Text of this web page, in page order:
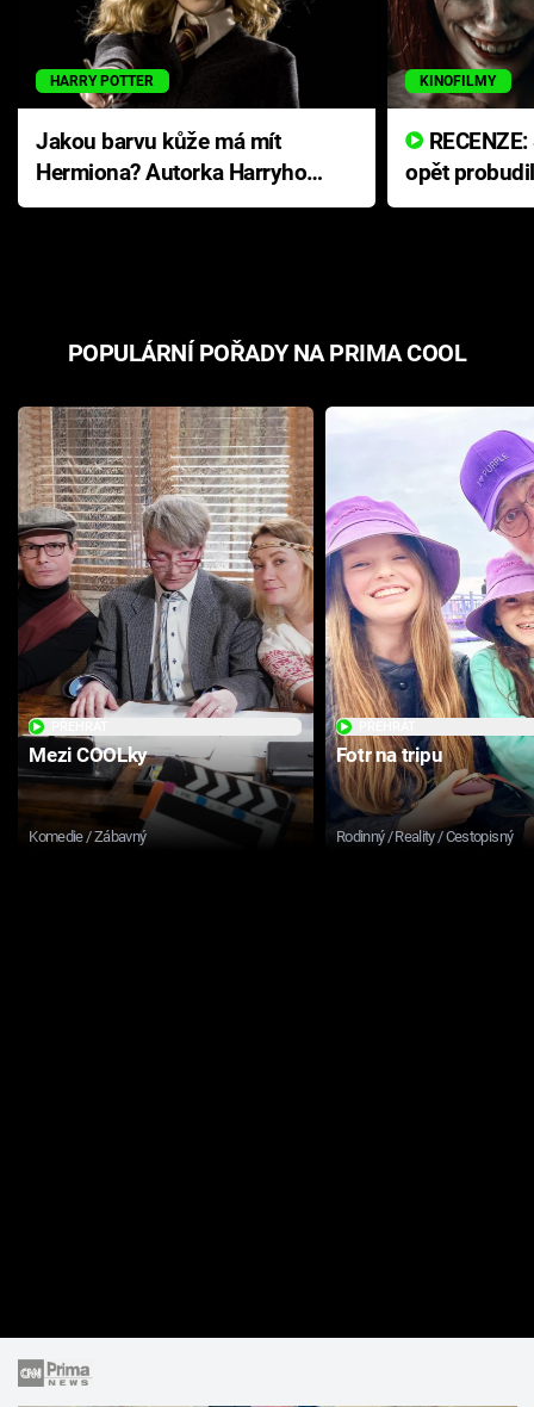
HARRY POTTER
Jakou barvu kůže má mít
Hermiona? Autorka Harryho
Pottera přišla s ráznou
KINOFILMY
opět
přichází s
POPULÁRNÍ POŘADY NA PRIMA COOL
Mezi COOLky
Komedie / Zábavný
Fotr na tripu
Rodinný / Reality / Cestopisný